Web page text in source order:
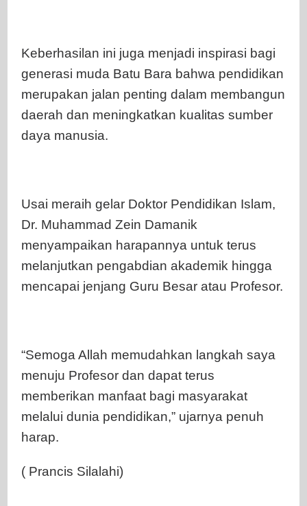
Keberhasilan ini juga menjadi inspirasi bagi
generasi muda Batu Bara bahwa pendidikan
merupakan jalan penting dalam membangun
daerah dan meningkatkan kualitas sumber
daya manusia.
Usai meraih gelar Doktor Pendidikan Islam,
Dr. Muhammad Zein Damanik
menyampaikan harapannya untuk terus
melanjutkan pengabdian akademik hingga
mencapai jenjang Guru Besar atau Profesor.
“Semoga Allah memudahkan langkah saya
menuju Profesor dan dapat terus
memberikan manfaat bagi masyarakat
melalui dunia pendidikan,” ujarnya penuh
harap.
( Prancis Silalahi)